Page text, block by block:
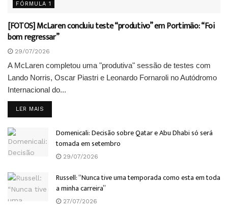
FÓRMULA 1
[FOTOS] McLaren concluiu teste “produtivo” em Portimão: “Foi
bom regressar”
29/07/2026
A McLaren completou uma "produtiva" sessão de testes com
Lando Norris, Oscar Piastri e Leonardo Fornaroli no Autódromo
Internacional do...
LER MAIS
Domenicali: Decisão sobre Qatar e Abu Dhabi só será
tomada em setembro
29/07/2026
Russell: “Nunca tive uma temporada como esta em toda
a minha carreira”
27/07/2026